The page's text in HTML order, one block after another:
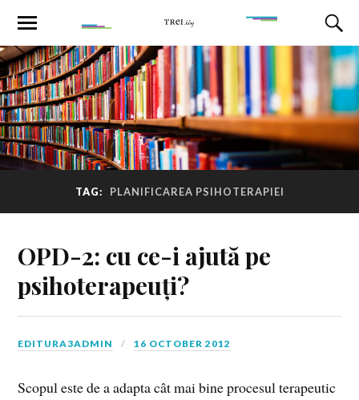
TAG: PLANIFICAREA PSIHOTERAPIEI
OPD-2: cu ce-i ajută pe
psihoterapeuți?
EDITURA3ADMIN 16 OCTOBER 2012
Scopul este de a adapta cât mai bine procesul terapeutic